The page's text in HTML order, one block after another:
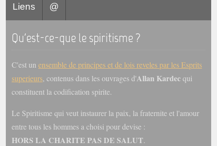
Galerie
Vidéoscope
Filmothèque
Les Illustrés
Vidéos courtes de Divaldo
Liens @
Qu'est-ce-que le spiritisme ?
C'est un ensemble de principes et de lois reveles par les Esprits
superieurs, contenus dans les ouvrages d'Allan Kardecqui
constituent la codification spirite.
Le Spiritisme qui veut instaurer la paix, la fraternite et l'amour
entre tous les hommes a choisi pour devise :
HORS LA CHARITE PAS DE SALUT.